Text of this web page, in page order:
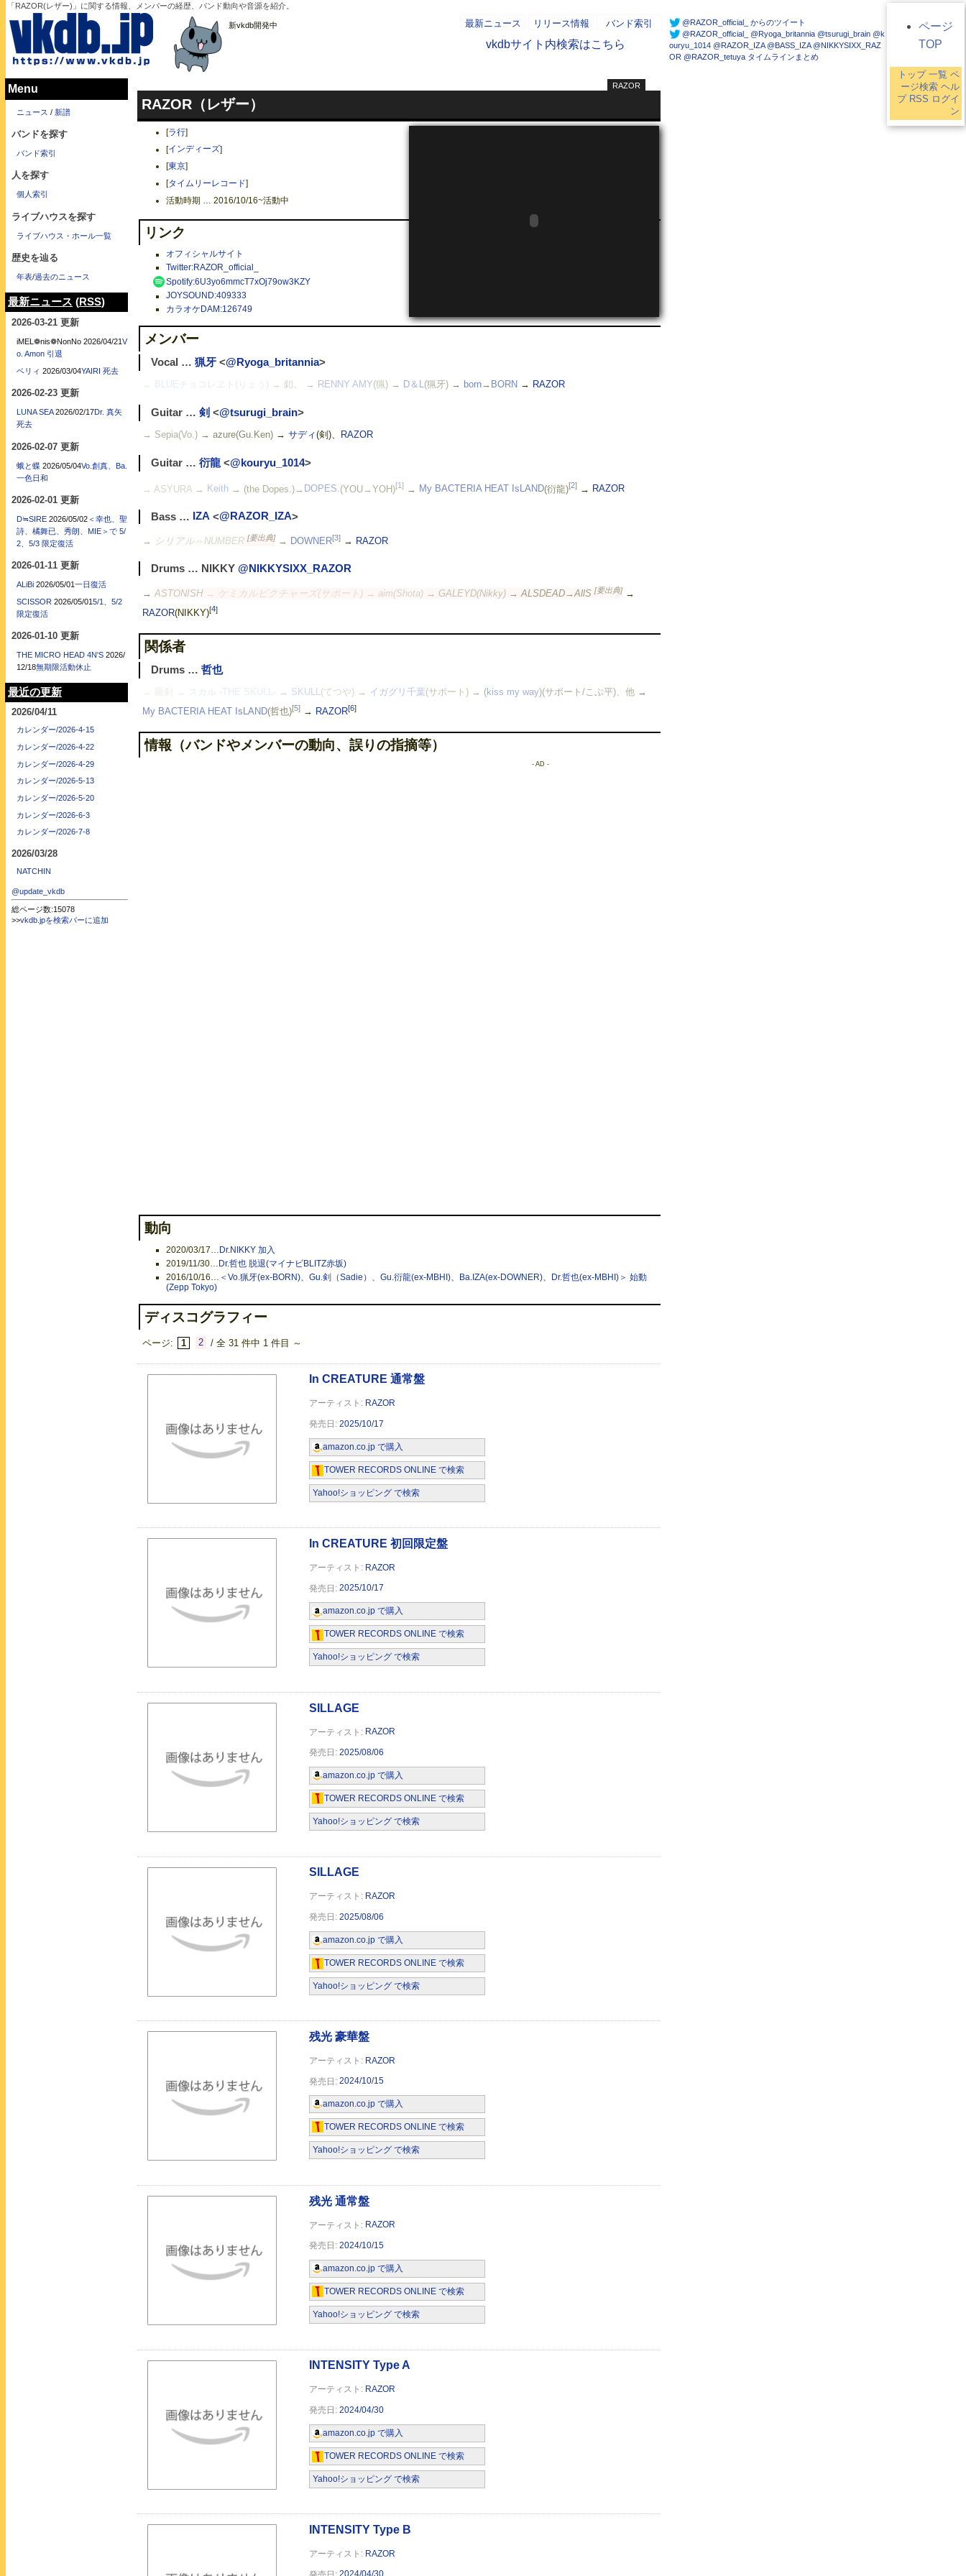
「RAZOR(レザー)」に関する情報、メンバーの経歴、バンド動向や音源を紹介。
新vkdb開発中 最新ニュース リリース情報 バンド索引
vkdbサイト内検索はこちら
RAZOR
RAZOR（レザー）
[ラ行]
[インディーズ]
[東京]
[タイムリーレコード]
活動時期 … 2016/10/16~活動中
リンク
オフィシャルサイト
Twitter:RAZOR_official_
Spotify:6U3yo6mmcT7xOj79ow3KZY
JOYSOUND:409333
カラオケDAM:126749
メンバー
Vocal … 猟牙<@Ryoga_britannia>
→ BLUEチョコレヱト (りょう) → 釦。 → RENNY AMY(猟)→ D＆L(猟牙)→ born→ BORN → RAZOR
Guitar … 剣 <@tsurugi_brain>
→ Sepia(Vo.)→ azure(Gu.Ken)→ サディ(剣)、 RAZOR
Guitar … 衍龍<@kouryu_1014>
→ ASYURA→ Keith→ (the Dopes.)→ DOPES.(YOU→YOH)[1 ]→ My BACTERIA HEAT IsLAND(衍龍)[2]→ RAZOR
Bass … IZA<@RAZOR_IZA>
→ シリアル⇔NUMBER [要出典]→ DOWNER[3]→ RAZOR
Drums … NIKKY @NIKKYSIXX_RAZOR
→ ASTONISH→ ケミカルピクチャーズ(サポート) → aim(Shota)→ GALEYD(Nikky)→ ALSDEAD→AllS [要出典]→
RAZOR(NIKKY)[4]
関係者
Drums … 哲也
→ 羅刹 → スカル -THE SKULL- → SKULL (てつや)→ イガグリ千葉(サポート)→ (kiss my way)(サポート/こぶ平)、他→
My BACTERIA HEAT IsLAND(哲也)[5]→ RAZOR[6]
情報（バンドやメンバーの動向、誤りの指摘等）
- AD -
動向
2020/03/17… Dr.NIKKY 加入
2019/11/30… Dr.哲也 脱退(マイナビBLITZ赤坂)
2016/10/16
＜Vo.猟牙(ex-BORN)、Gu.剣（Sadie）、Gu.衍龍(ex-MBHI)、Ba.IZA(ex-DOWNER)、Dr.哲也(ex-MBHI)＞ 始動
(Zepp Tokyo)
ディスコグラフィー
ページ: 1 2 / 全 31 件中 1 件目 ～
RAZOR
2025/10/17
amazon.co.jp で購入
TOWER RECORDS ONLINE で検索
Yahoo!ショッピング で検索
RAZOR
2025/10/17
amazon.co.jp で購入
TOWER RECORDS ONLINE で検索
Yahoo!ショッピング で検索
SILLAGE
RAZOR
2025/08/06
amazon.co.jp で購入
TOWER RECORDS ONLINE で検索
Yahoo!ショッピング で検索
SILLAGE
RAZOR
2025/08/06
amazon.co.jp で購入
TOWER RECORDS ONLINE で検索
Yahoo!ショッピング で検索
RAZOR
2024/10/15
amazon.co.jp で購入
TOWER RECORDS ONLINE で検索
Yahoo!ショッピング で検索
残光 通常盤
RAZOR
2024/10/15
amazon.co.jp で購入
TOWER RECORDS ONLINE で検索
Yahoo!ショッピング で検索
INTENSITY Type A
RAZOR
2024/04/30
amazon.co.jp で購入
TOWER RECORDS ONLINE で検索
Yahoo!ショッピング で検索
INTENSITY Type B
RAZOR
エアレンデル(Type A)
GRAVITY EMOTION TypeA
GRAVITY EMOTION TypeB
@RAZOR_official_ からのツイート
@RAZOR_official_ @Ryoga_britannia @tsurugi_brain @k
ouryu_1014 @RAZOR_IZA @BASS_IZA @NIKKYSIXX_RAZ
OR @RAZOR_tetuya タイムラインまとめ
Menu
ニュース / 新譜
バンドを探す
バンド索引
人を探す
個人索引
ライブハウスを探す
ライブハウス・ホール一覧
歴史を辿る
年表/過去のニュース
最新ニュース (RSS)
2026-03-21 更新
iMEL❁nis❁NonNo 2026/04/21 V
o. Amon 引退
ベリィ 2026/03/04YAIRI 死去
2026-02-23 更新
LUNA SEA 2026/02/17Dr. 真矢
死去
2026-02-07 更新
蛾と蝶 2026/05/04Vo.創真、Ba.
一色日和
2026-02-01 更新
D≒SIRE 2026/05/02＜幸也、聖
詩、橘舞已、秀朗、MIE＞で 5/
2、5/3 限定復活
2026-01-11 更新
ALiBi 2026/05/01一日復活
SCISSOR 2026/05/015/1、5/2
限定復活
2026-01-10 更新
THE MICRO HEAD 4N'S 2026/
12/18無期限活動休止
最近の更新
2026/04/11
カレンダー/2026-4-15
カレンダー/2026-4-22
カレンダー/2026-4-29
カレンダー/2026-5-13
カレンダー/2026-5-20
カレンダー/2026-6-3
カレンダー/2026-7-8
2026/03/28
NATCHIN
@update_vkdb
総ページ数:15078
>>vkdb.jpを検索バーに追加
ページ
TOP
トップ 一覧 ペ
ージ検索 ヘル
プ RSS ログイ
ン